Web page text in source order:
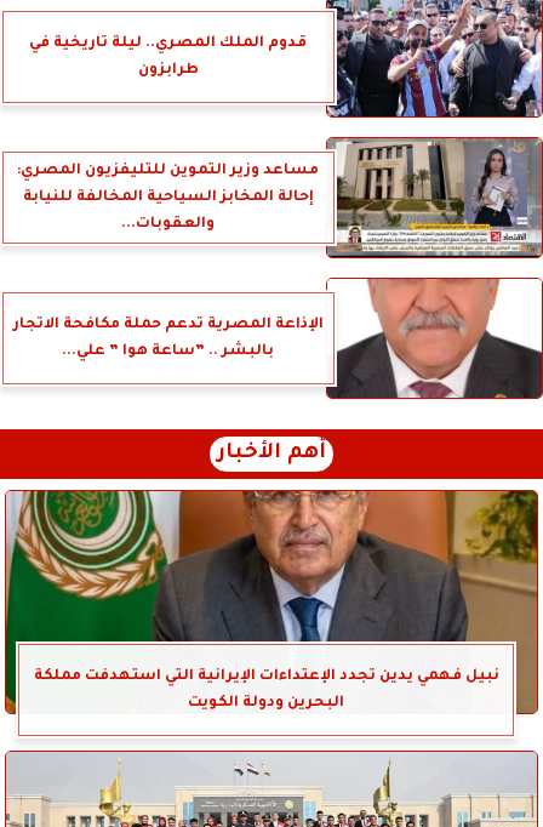
قدوم الملك المصري.. ليلة تاريخية في
طرابزون
مساعد وزير التموين للتليفزيون المصري:
إحالة المخابز السياحية المخالفة للنيابة
والعقوبات...
الإذاعة المصرية تدعم حملة مكافحة الاتجار
بالبشر .. ”ساعة هوا ” علي...
أهم الأخبار
نبيل فهمي يدين تجدد الإعتداءات الإيرانية التي استهدفت مملكة
البحرين ودولة الكويت